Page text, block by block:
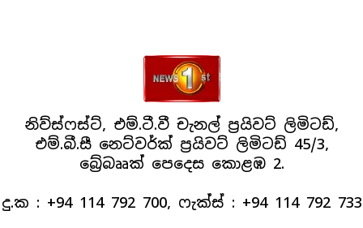
නිව්ස්ෆස්ට්, එම්.ටී.වී චැනල් ප්‍රයිවට් ලිමිටඩ්,
එම්.බී.සී නෙට්වර්ක් ප්‍රයිවට් ලිමිටඩ් 45/3,
බ්‍රේබෲක් පෙදෙස කොළඹ 2.
දු.ක : +94 114 792 700, ෆැක්ස් : +94 114 792 733